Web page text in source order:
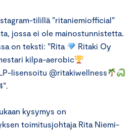
tilillä ”ritaniemiofficial”
jossa ei ole mainostunnistetta.
on teksti: ”Rita
Ritaki Oy
kilpa-aerobic
lisensoitu @ritakiwellness
kysymys on
toimitusjohtaja Rita Niemi-